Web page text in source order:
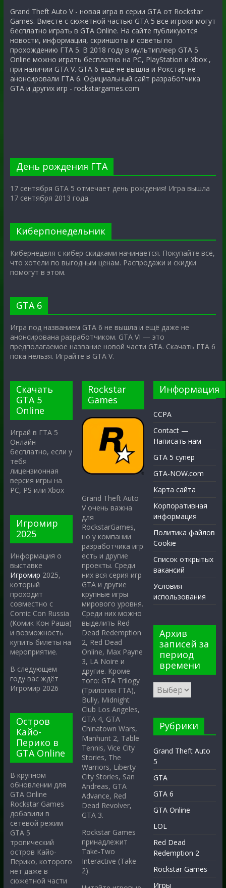
Grand Theft Auto V - новая игра в серии GTA от Rockstar
Games. Вместе с сюжетной частью GTA 5 все игроки могут
бесплатно играть в GTA Online. На сайте публикуются
новости, информация, скриншоты и советы по
прохождению ГТА 5. В 2018 году в мультиплеер GTA 5
Online можно играть бесплатно на PC, PlayStation и Xbox ,
при наличии GTA V. GTA 6 ещё не вышла и Рокстар не
анонсировали ГТА 6. Официальный сайт разработчика
GTA и других игр - rockstargames.com
День рождения ГТА
17 сентября GTA 5 отмечает день рождения! Игра вышла
17 сентября 2013 года.
Киберпонедельник
Кибернеделя с кибер скидками начинается. Покупайте всё,
что хотели по выгодным ценам. Распродажи и скидки
помогут в этом.
GTA 6
Игра под названием GTA 6 не вышла и ещё даже не
анонсирована разработчиком. GTA VI — это
предполагаемое название новой части GTA. Скачать ГТА 6
пока нельзя. Играйте в GTA V.
Скачать
GTA 5
Online
Играй в ГТА 5
Онлайн
бесплатно, если у
тебя
лицензионная
версия игры на
PC, PS или Xbox
Игромир
2025
Информация о
выставке
Игромир 2025,
который
проходит
совместно с
Comic Con Russia
(Комик Кон Раша)
и возможность
купить билеты на
мероприятие.
В следующем
году вас ждёт
Игромир 2026
Остров
Кайо-
Перико в
GTA Online
В крупном
обновлении для
GTA Online
Rockstar Games
добавили в
сетевой режим
GTA 5
тропический
остров Кайо-
Перико, которого
нет даже в
сюжетной части
Rockstar
Games
Grand Theft Auto
V очень важна
для
RockstarGames,
но у компании
разработчика игр
есть и другие
проекты. Среди
них вся серия игр
GTA и другие
крупные игры
мирового уровня.
Среди них можно
выделить Red
Dead Redemption
2, Red Dead
Online, Max Payne
3, LA Noire и
другие. Кроме
того: GTA Trilogy
(Трилогия ГТА),
Bully, Midnight
Club Los Angeles,
GTA 4, GTA
Chinatown Wars,
Manhunt 2, Table
Tennis, Vice City
Stories, The
Warriors, Liberty
City Stories, San
Andreas, GTA
Advance, Red
Dead Revolver,
GTA 3.
Rockstar Games
принадлежит
Take-Two
Interactive (Take
2).
Информация
CCPA
Contact —
Написать нам
GTA 5 супер
GTA-NOW.com
Карта сайта
Корпоративная
информация
Политика файлов
Cookie
Список открытых
вакансий
Условия
использования
Архив
записей за
период
времени
Рубрики
Grand Theft Auto
5
GTA
GTA 6
GTA Online
LOL
Red Dead
Redemption 2
Rockstar Games
Игры